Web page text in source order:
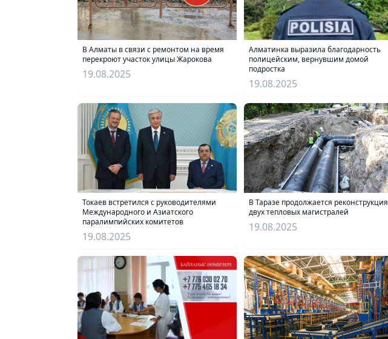
В Алматы в связи с ремонтом на время
перекроют участок улицы Жарокова
19.08.2025
Алматинка выразила благодарность
полицейским, вернувшим домой
подростка
19.08.2025
Токаев встретился с руководителями
Международного и Азиатского
паралимпийских комитетов
19.08.2025
В Таразе продолжается реконструкция
двух тепловых магистралей
19.08.2025